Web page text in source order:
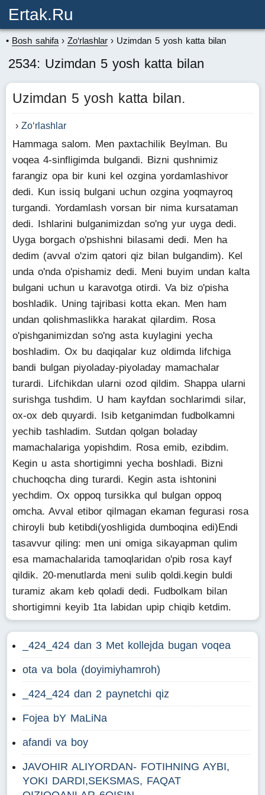
Ertak.ru
Bosh sahifa Zo‘rlashlar Uzimdan 5 yosh katta bilan
2534: Uzimdan 5 yosh katta bilan
Uzimdan 5 yosh katta bilan.
Zo‘rlashlar
Hammaga salom. Men paxtachilik Beylman. Bu
voqea 4-sinfligimda bulgandi. Bizni qushnimiz
farangiz opa bir kuni kel ozgina yordamlashivor
dedi. Kun issiq bulgani uchun ozgina yoqmayroq
turgandi. Yordamlash vorsan bir nima kursataman
dedi. Ishlarini bulganimizdan so'ng yur uyga dedi.
Uyga borgach o'pshishni bilasami dedi. Men ha
dedim (avval o'zim qatori qiz bilan bulgandim). Kel
unda o'nda o'pishamiz dedi. Meni buyim undan kalta
bulgani uchun u karavotga otirdi. Va biz o'pisha
boshladik. Uning tajribasi kotta ekan. Men ham
undan qolishmaslikka harakat qilardim. Rosa
o'pishganimizdan so'ng asta kuylagini yecha
boshladim. Ox bu daqiqalar kuz oldimda lifchiga
bandi bulgan piyoladay-piyoladay mamachalar
turardi. Lifchikdan ularni ozod qildim. Shappa ularni
surishga tushdim. U ham kayfdan sochlarimdi silar,
ox-ox deb quyardi. Isib ketganimdan fudbolkamni
yechib tashladim. Sutdan qolgan boladay
mamachalariga yopishdim. Rosa emib, ezibdim.
Kegin u asta shortigimni yecha boshladi. Bizni
chuchoqcha ding turardi. Kegin asta ishtonini
yechdim. Ox oppoq tursikka qul bulgan oppoq
omcha. Avval etibor qilmagan ekaman fegurasi rosa
chiroyli bub ketibdi(yoshligida dumboqina edi)Endi
tasavvur qiling: men uni omiga sikayapman qulim
esa mamachalarida tamoqlaridan o'pib rosa kayf
qildik. 20-menutlarda meni sulib qoldi.kegin buldi
turamiz akam keb qoladi dedi. Fudbolkam bilan
shortigimni keyib 1ta labidan upip chiqib ketdim.
_424_424 dan 3 Met kollejda bugan voqea
ota va bola (doyimiyhamroh)
_424_424 dan 2 paynetchi qiz
Fojea bY MaLiNa
afandi va boy
JAVOHIR ALIYORDAN- FOTIHNING AYBI,
YOKI DARDI,SEKSMAS, FAQAT